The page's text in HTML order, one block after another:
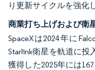
り更新サイクルを強化
商業打ち上げおよび衛
SpaceXは2024年に
Starlink衛星を軌道に投
獲得した2025年には